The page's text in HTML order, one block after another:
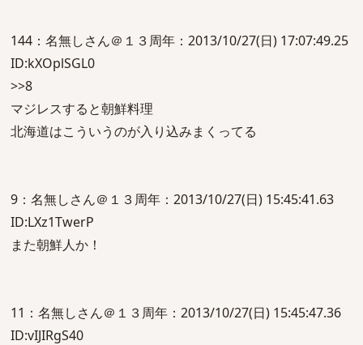
144：名無しさん＠１３周年：2013/10/27(日) 17:07:49.25
ID:kXOplSGL0
>>8
マジレスすると朝鮮料理
北海道はこういうのが入り込みまくってる
9：名無しさん＠１３周年：2013/10/27(日) 15:45:41.63
ID:LXz1TwerP
また朝鮮人か！
11：名無しさん＠１３周年：2013/10/27(日) 15:45:47.36
ID:vIJIRgS40